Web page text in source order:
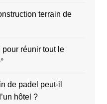
terrain de
pour réunir tout le
de padel peut-il
hôtel ?